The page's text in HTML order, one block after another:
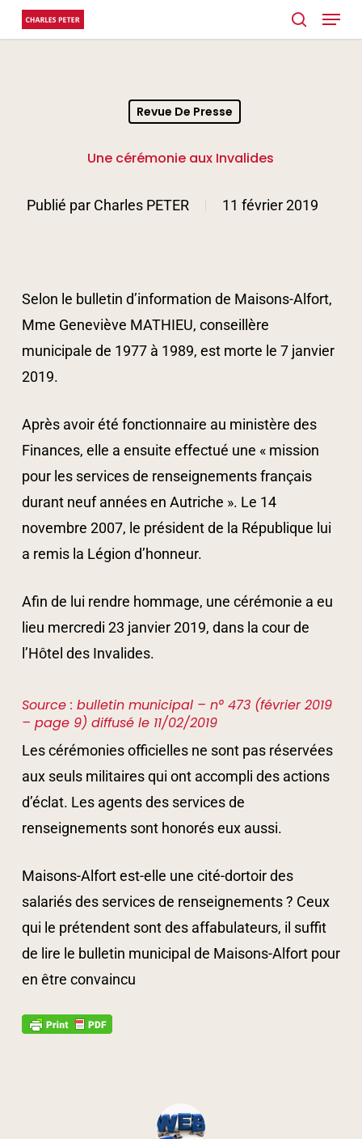
Skip
to
search
Menu
Revue De Presse
Une cérémonie aux Invalides
Publié par Charles PETER 11 février 2019
Selon le bulletin d’information de Maisons-Alfort,
Mme Geneviève MATHIEU, conseillère
municipale de 1977 à 1989, est morte le 7 janvier
2019.
Après avoir été fonctionnaire au ministère des
Finances, elle a ensuite effectué une « mission
pour les services de renseignements français
durant neuf années en Autriche ». Le 14
novembre 2007, le président de la République lui
a remis la Légion d’honneur.
Afin de lui rendre hommage, une cérémonie a eu
lieu mercredi 23 janvier 2019, dans la cour de
l’Hôtel des Invalides.
Source : bulletin municipal – n° 473 (février 2019
– page 9) diffusé le 11/02/2019
Les cérémonies officielles ne sont pas réservées
aux seuls militaires qui ont accompli des actions
d’éclat. Les agents des services de
renseignements sont honorés eux aussi.
Maisons-Alfort est-elle une cité-dortoir des
salariés des services de renseignements ? Ceux
qui le prétendent sont des affabulateurs, il suffit
de lire le bulletin municipal de Maisons-Alfort pour
en être convaincu